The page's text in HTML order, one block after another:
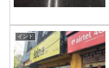
インド